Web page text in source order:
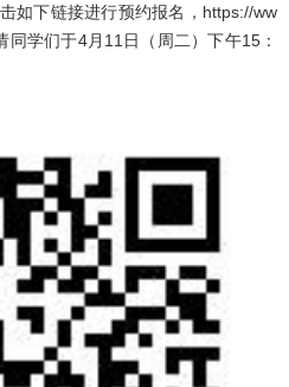
如下链接进行预约报名，https://ww
同学们于4月11日（周二）下午15：